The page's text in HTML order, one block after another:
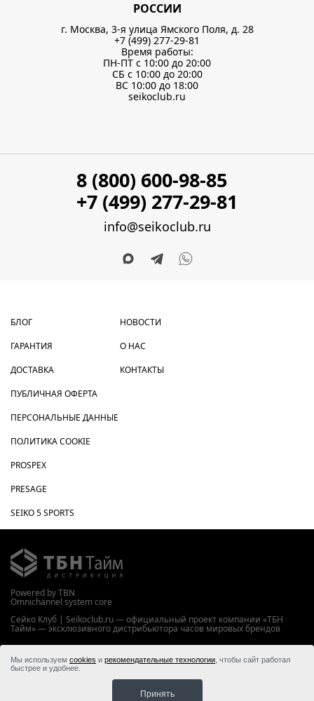
РОССИИ
г. Москва, 3-я улица Ямского Поля, д. 28
+7 (499) 277-29-81
Время работы:
ПН-ПТ с 10:00 до 20:00
СБ с 10:00 до 20:00
ВС 10:00 до 18:00
seikoclub.ru
8 (800) 600-98-85
+7 (499) 277-29-81
info@seikoclub.ru
БЛОГ
ГАРАНТИЯ
ДОСТАВКА
НОВОСТИ
О НАС
КОНТАКТЫ
ПУБЛИЧНАЯ ОФЕРТА
ПЕРСОНАЛЬНЫЕ ДАННЫЕ
ПОЛИТИКА COOKIE
PROSPEX
PRESAGE
SEIKO 5 SPORTS
Powered by TBN
Omnichannel system core
Сейко Клуб | Seikoclub.ru — официальный проект компании «ТБН
Тайм» — эксклюзивного дистрибьютора часов мировых брендов
© 2026 ООО “ТБН Тайм”
Мы используем cookies и рекомендательные технологии , чтобы сайт работал
быстрее и удобнее.
Принять